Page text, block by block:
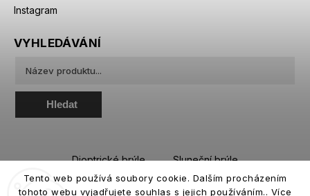
Tento web používá soubory cookie. Dalším procházením
tohoto webu vyjadřujete souhlas s jejich používáním.. Více
Instagram
VYHLEDÁVÁNÍ
Hledat
Dioptrické brýle
Sluneční brýle
Sportovní brýle
Kontaktní čočky